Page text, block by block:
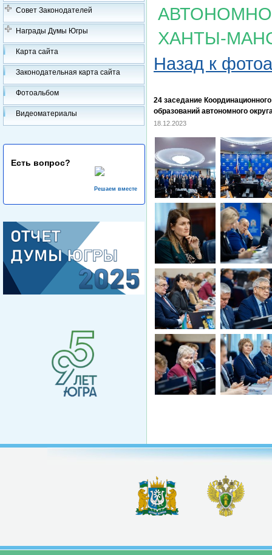
Совет Законодателей
Награды Думы Югры
Карта сайта
Законодательная карта сайта
Фотоальбом
Видеоматериалы
Есть вопрос?
Решаем вместе
ХАНТЫ-
Назад к
24 заседание
образований автономного
18.12.2023